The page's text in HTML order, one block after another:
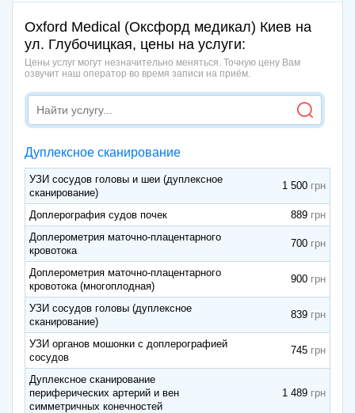
Oxford Medical (Оксфорд медикал) Киев на
ул. Глубочицкая, цены на услуги:
Цены услуг могут незначительно меняться. Точную цену Вам
озвучит наш оператор во время записи на приём.
Дуплексное сканирование
УЗИ сосудов головы и шеи (дуплексное
сканирование)
1 500
Доплерография судов почек
889
Доплерометрия маточно-плацентарного
кровотока
700
Доплерометрия маточно-плацентарного
кровотока (многоплодная)
900
УЗИ сосудов головы (дуплексное
сканирование)
839
УЗИ органов мошонки с доплерографией
сосудов
745
Дуплексное сканирование
периферических артерий и вен
симметричных конечностей
1 489